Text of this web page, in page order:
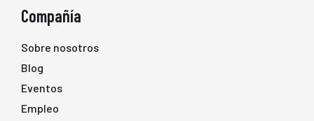
Compañía
Sobre nosotros
Blog
Eventos
Empleo